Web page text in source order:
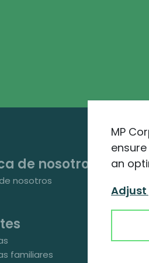
MP
an
Adjust
de nosotros
nosotros
familiares